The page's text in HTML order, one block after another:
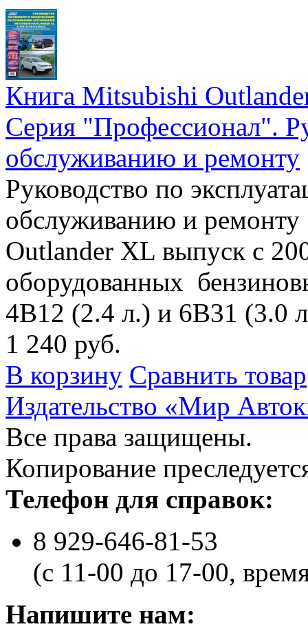
Книга Mitsubishi
Серия "Профессионал".
обслуживанию и ремонту
Руководство по
обслуживанию и
Outlander XL выпуск с
оборудованных
4B12 (2.4 л.) и 6B31 (3.0
1 240 руб.
В корзину Сравнить товар
Издательство «Мир
Все права защищены.
Копирование
Телефон для справок:
8 929-646-81-53
(с 11-00 до 17-00,
Напишите нам: